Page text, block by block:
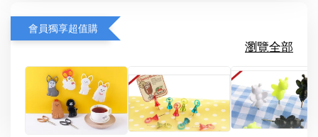
會員獨享超值購
瀏覽全部